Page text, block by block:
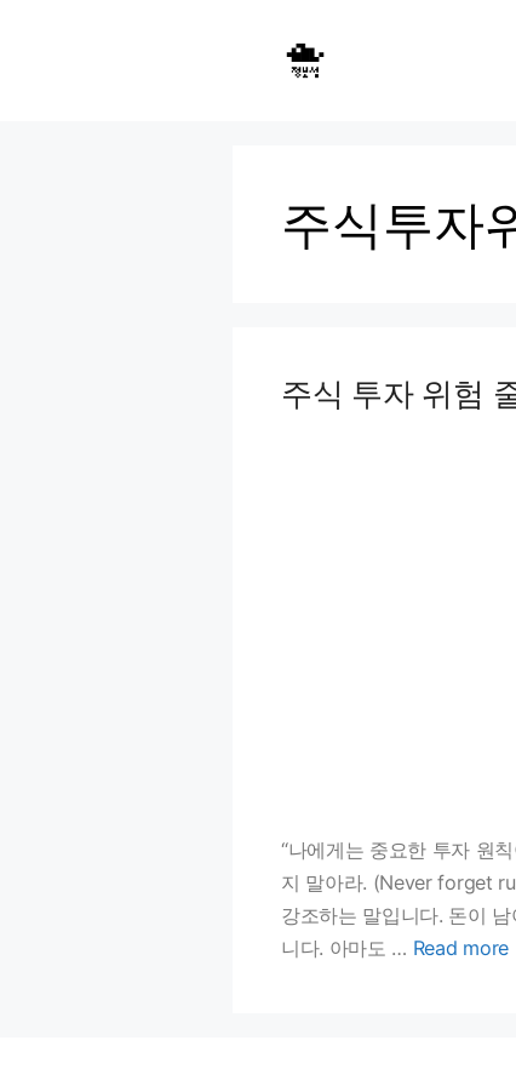
주식투자
주식 투자 위험
“나에게는 중요한 투자 원
지 말아라. (Never forget
강조하는 말입니다. 돈이
니다. 아마도 … Read more